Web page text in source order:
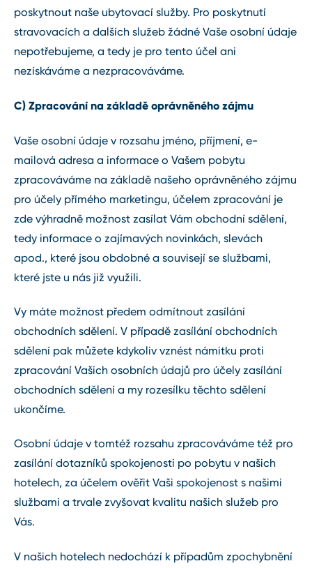
poskytnout naše ubytovací služby. Pro poskytnutí
stravovacích a dalších služeb žádné Vaše osobní údaje
nepotřebujeme, a tedy je pro tento účel ani
nezískáváme a nezpracováváme.
C) Zpracování na základě oprávněného zájmu
Vaše osobní údaje v rozsahu jméno, příjmení, e-
mailová adresa a informace o Vašem pobytu
zpracováváme na základě našeho oprávněného zájmu
pro účely přímého marketingu, účelem zpracování je
zde výhradně možnost zasílat Vám obchodní sdělení,
tedy informace o zajímavých novinkách, slevách
apod., které jsou obdobné a souvisejí se službami,
které jste u nás již využili.
Vy máte možnost předem odmítnout zasílání
obchodních sdělení. V případě zasílání obchodních
sdělení pak můžete kdykoliv vznést námitku proti
zpracování Vašich osobních údajů pro účely zasílání
obchodních sdělení a my rozesílku těchto sdělení
ukončíme.
Osobní údaje v tomtéž rozsahu zpracováváme též pro
zasílání dotazníků spokojenosti po pobytu v našich
hotelech, za účelem ověřit Vaši spokojenost s našimi
službami a trvale zvyšovat kvalitu našich služeb pro
Vás.
V našich hotelech nedochází k případům zpochybnění